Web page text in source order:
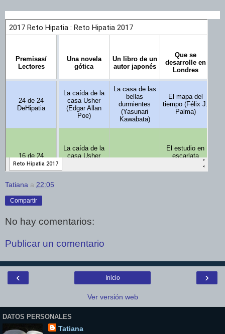
Tatiana a 22:05
Compartir
No hay comentarios:
Publicar un comentario
‹ ›
Inicio
Ver versión web
DATOS PERSONALES
Tatiana